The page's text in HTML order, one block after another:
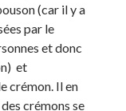
(car il y a
par le
et donc
et
crémon. Il en
crémons se